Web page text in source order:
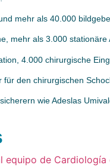
mehr als 40.000
mehr als 3.000 stationäre
4.000 chirurgische
den chirurgischen
wie Adeslas